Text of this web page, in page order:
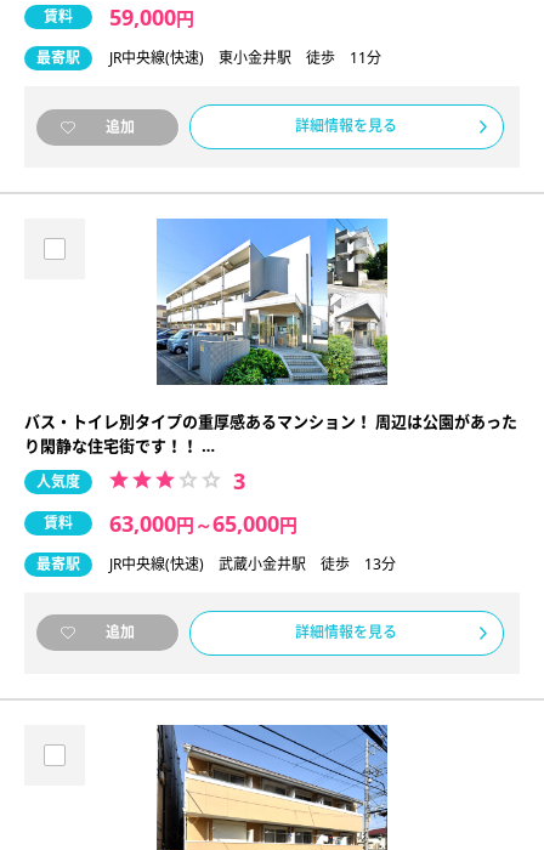
賃料 59,000円
最寄駅 JR中央線(快速) 東小金井駅 徒歩 11分
追加 詳細情報を見る
バス・トイレ別タイプの重厚感あるマンション！ 周辺は公園があった
り閑静な住宅街です！！ …
人気度 3
賃料 63,000円 ～65,000円
最寄駅 JR中央線(快速) 武蔵小金井駅 徒歩 13分
追加 詳細情報を見る